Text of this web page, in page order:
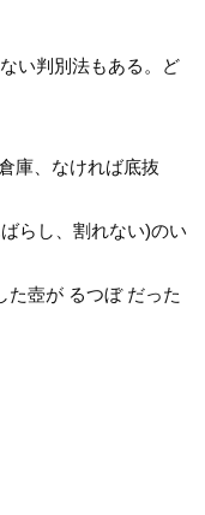
い判別法もある。ど
庫、なければ底抜
らし、割れない)のい
壺が るつぼ だった